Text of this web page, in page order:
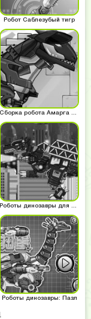
Робот Саблезубый тигр
Сборка робота Амарга Алло
Роботы динозавры: Пазл